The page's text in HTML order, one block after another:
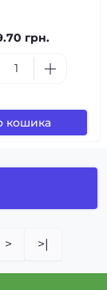
грн.
кошика
> >|